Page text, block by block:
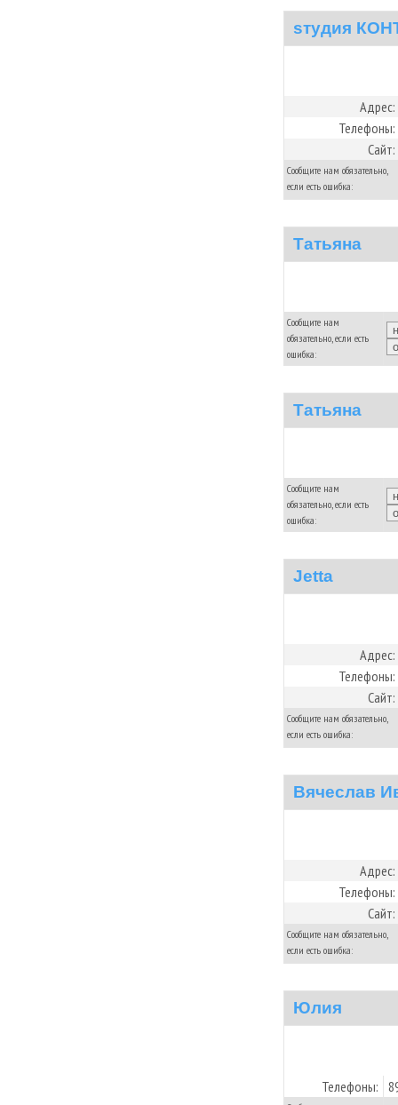
sтудия
Адрес:
Телефоны:
Сайт:
Сообщите нам обязательно,
если есть ошибка:
Татьяна
Сообщите нам
обязательно, если есть
ошибка:
Татьяна
Сообщите нам
обязательно, если есть
ошибка:
Jetta
Адрес:
Телефоны:
Сайт:
Сообщите нам обязательно,
если есть ошибка:
Вячеслав
Адрес:
Телефоны:
Сайт:
Сообщите нам обязательно,
если есть ошибка:
Юлия
Телефоны: